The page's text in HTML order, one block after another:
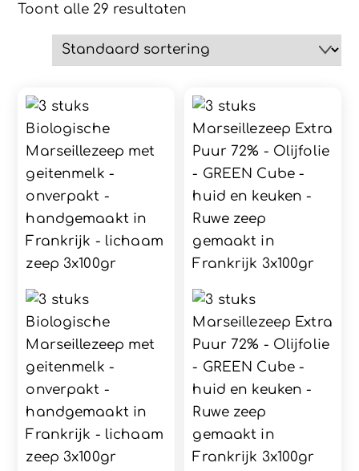
Toont alle 29 resultaten